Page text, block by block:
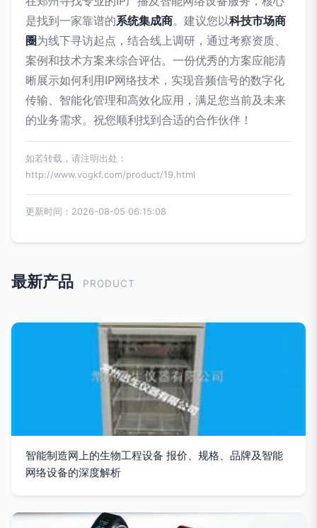
是找到一家靠谱的系统集成商。建议您以科技市场商
圈为线下寻访起点，结合线上调研，通过考察资质、
案例和技术方案来综合评估。一份优秀的方案应能清
晰展示如何利用IP网络技术，实现音频信号的数字化
传输、智能化管理和高效化应用，满足您当前及未来
的业务需求。祝您顺利找到合适的合作伙伴！
如若转载，请注明出处：
http://www.vogkf.com/product/19.html
更新时间：2026-08-05 06:15:08
最新产品 PRODUCT
智能制造网上的生物工程设备 报价、规格、品牌及智能
网络设备的深度解析